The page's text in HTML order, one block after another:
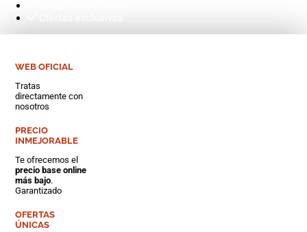
WEB OFICIAL
Tratas
directamente con
nosotros
PRECIO
INMEJORABLE
Te ofrecemos el
precio base online
más bajo.
Garantizado
OFERTAS
ÚNICAS